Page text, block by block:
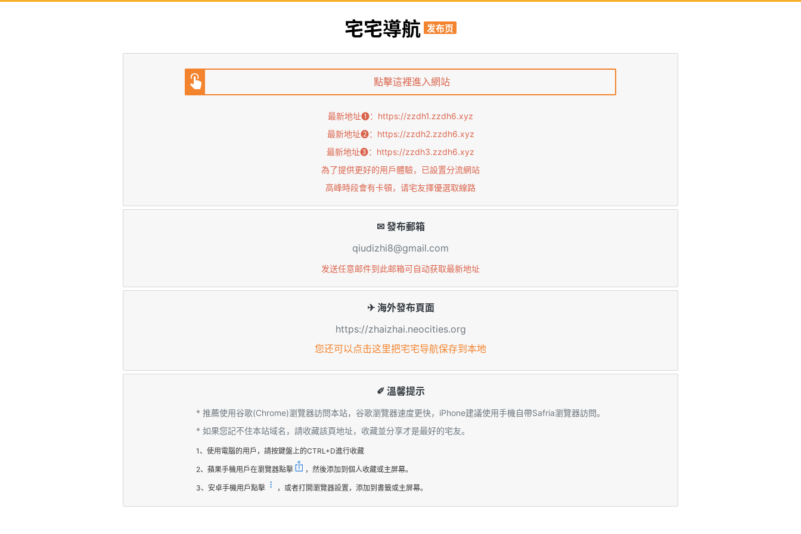
宅宅導航 发布页
點擊這裡進入網站
最新地址➊： https://zzdh1.zzdh6.xyz
最新地址➋： https://zzdh2.zzdh6.xyz
最新地址➌： https://zzdh3.zzdh6.xyz
為了提供更好的用戶體驗，已設置分流網站
高峰時段會有卡頓，请宅友擇優選取線路
✉ 發布郵箱
qiudizhi8@gmail.com
发送任意邮件到此邮箱可自动获取最新地址
✈ 海外發布頁面
https://zhaizhai.neocities.org
您还可以点击这里把宅宅导航保存到本地
✐ 溫馨提示
* 推薦使用谷歌(Chrome)瀏覽器訪問本站，谷歌瀏覽器速度更快，iPhone建議使用手機自帶Safria瀏覽器訪問。
* 如果您記不住本站域名，請收藏該頁地址，收藏並分享才是最好的宅友。
1、使用電腦的用戶，請按鍵盤上的CTRL+D進行收藏
2、蘋果手機用戶在瀏覽器點擊 ，然後添加到個人收藏或主屏幕。
3、安卓手機用戶點擊 ，或者打開瀏覽器設置，添加到書籤或主屏幕。